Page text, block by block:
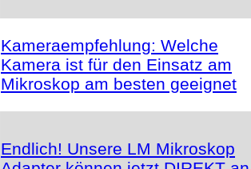
Kameraempfehlung: Welche
Kamera ist für den Einsatz am
Mikroskop am besten geeignet
Endlich! Unsere LM Mikroskop